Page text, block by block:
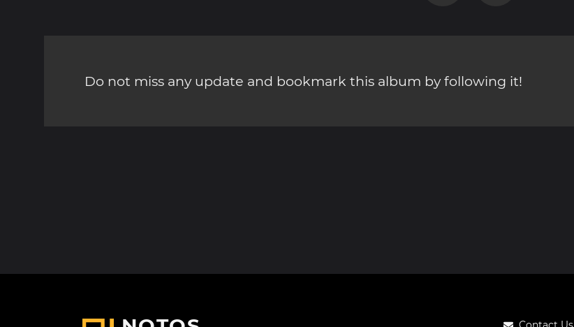
Do not miss any update and bookmark this album by following it!